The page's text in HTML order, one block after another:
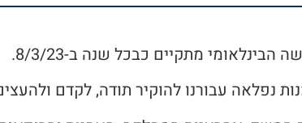
הבינלאומי מתקיים כבכל שנה ב-8/3/23.
נפלאה עבורנו להוקיר תודה, לקדם